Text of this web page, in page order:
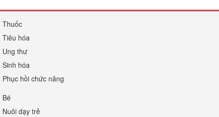
Thuốc
Tiêu hóa
Ung thư
Sinh hóa
Phục hồi chức năng
Bé
Nuôi dạy trẻ